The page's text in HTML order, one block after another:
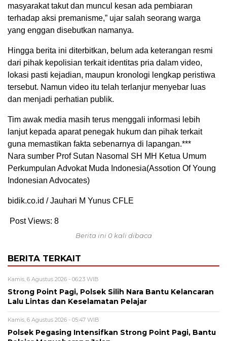
masyarakat takut dan muncul kesan ada pembiaran
terhadap aksi premanisme,” ujar salah seorang warga
yang enggan disebutkan namanya.
Hingga berita ini diterbitkan, belum ada keterangan resmi
dari pihak kepolisian terkait identitas pria dalam video,
lokasi pasti kejadian, maupun kronologi lengkap peristiwa
tersebut. Namun video itu telah terlanjur menyebar luas
dan menjadi perhatian publik.
Tim awak media masih terus menggali informasi lebih
lanjut kepada aparat penegak hukum dan pihak terkait
guna memastikan fakta sebenarnya di lapangan.***
Nara sumber Prof Sutan Nasomal SH MH Ketua Umum
Perkumpulan Advokat Muda Indonesia(Assotion Of Young
Indonesian Advocates)
bidik.co.id / Jauhari M Yunus CFLE
Post Views: 8
Berita ini 0 kali dibaca
BERITA TERKAIT
Kamis, 6 Agustus 2026 - 06:23 WIB
Strong Point Pagi, Polsek Silih Nara Bantu Kelancaran
Lalu Lintas dan Keselamatan Pelajar
Kamis, 6 Agustus 2026 - 05:47 WIB
Polsek Pegasing Intensifkan Strong Point Pagi, Bantu